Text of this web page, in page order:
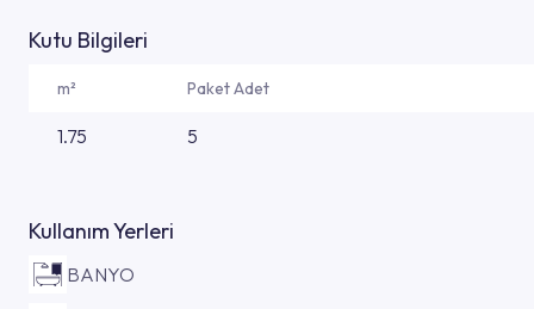
Kutu Bilgileri
m² Paket Adet
1.75 5
Kullanım Yerleri
BANYO